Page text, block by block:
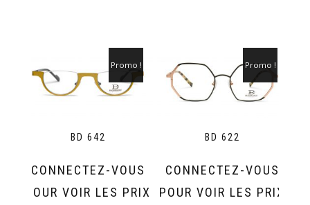
BD 642
Promo !
CONNECTEZ-VOUS
POUR VOIR LES PRIX
BD 622
Promo !
CONNECTEZ-VOUS
POUR VOIR LES PRIX